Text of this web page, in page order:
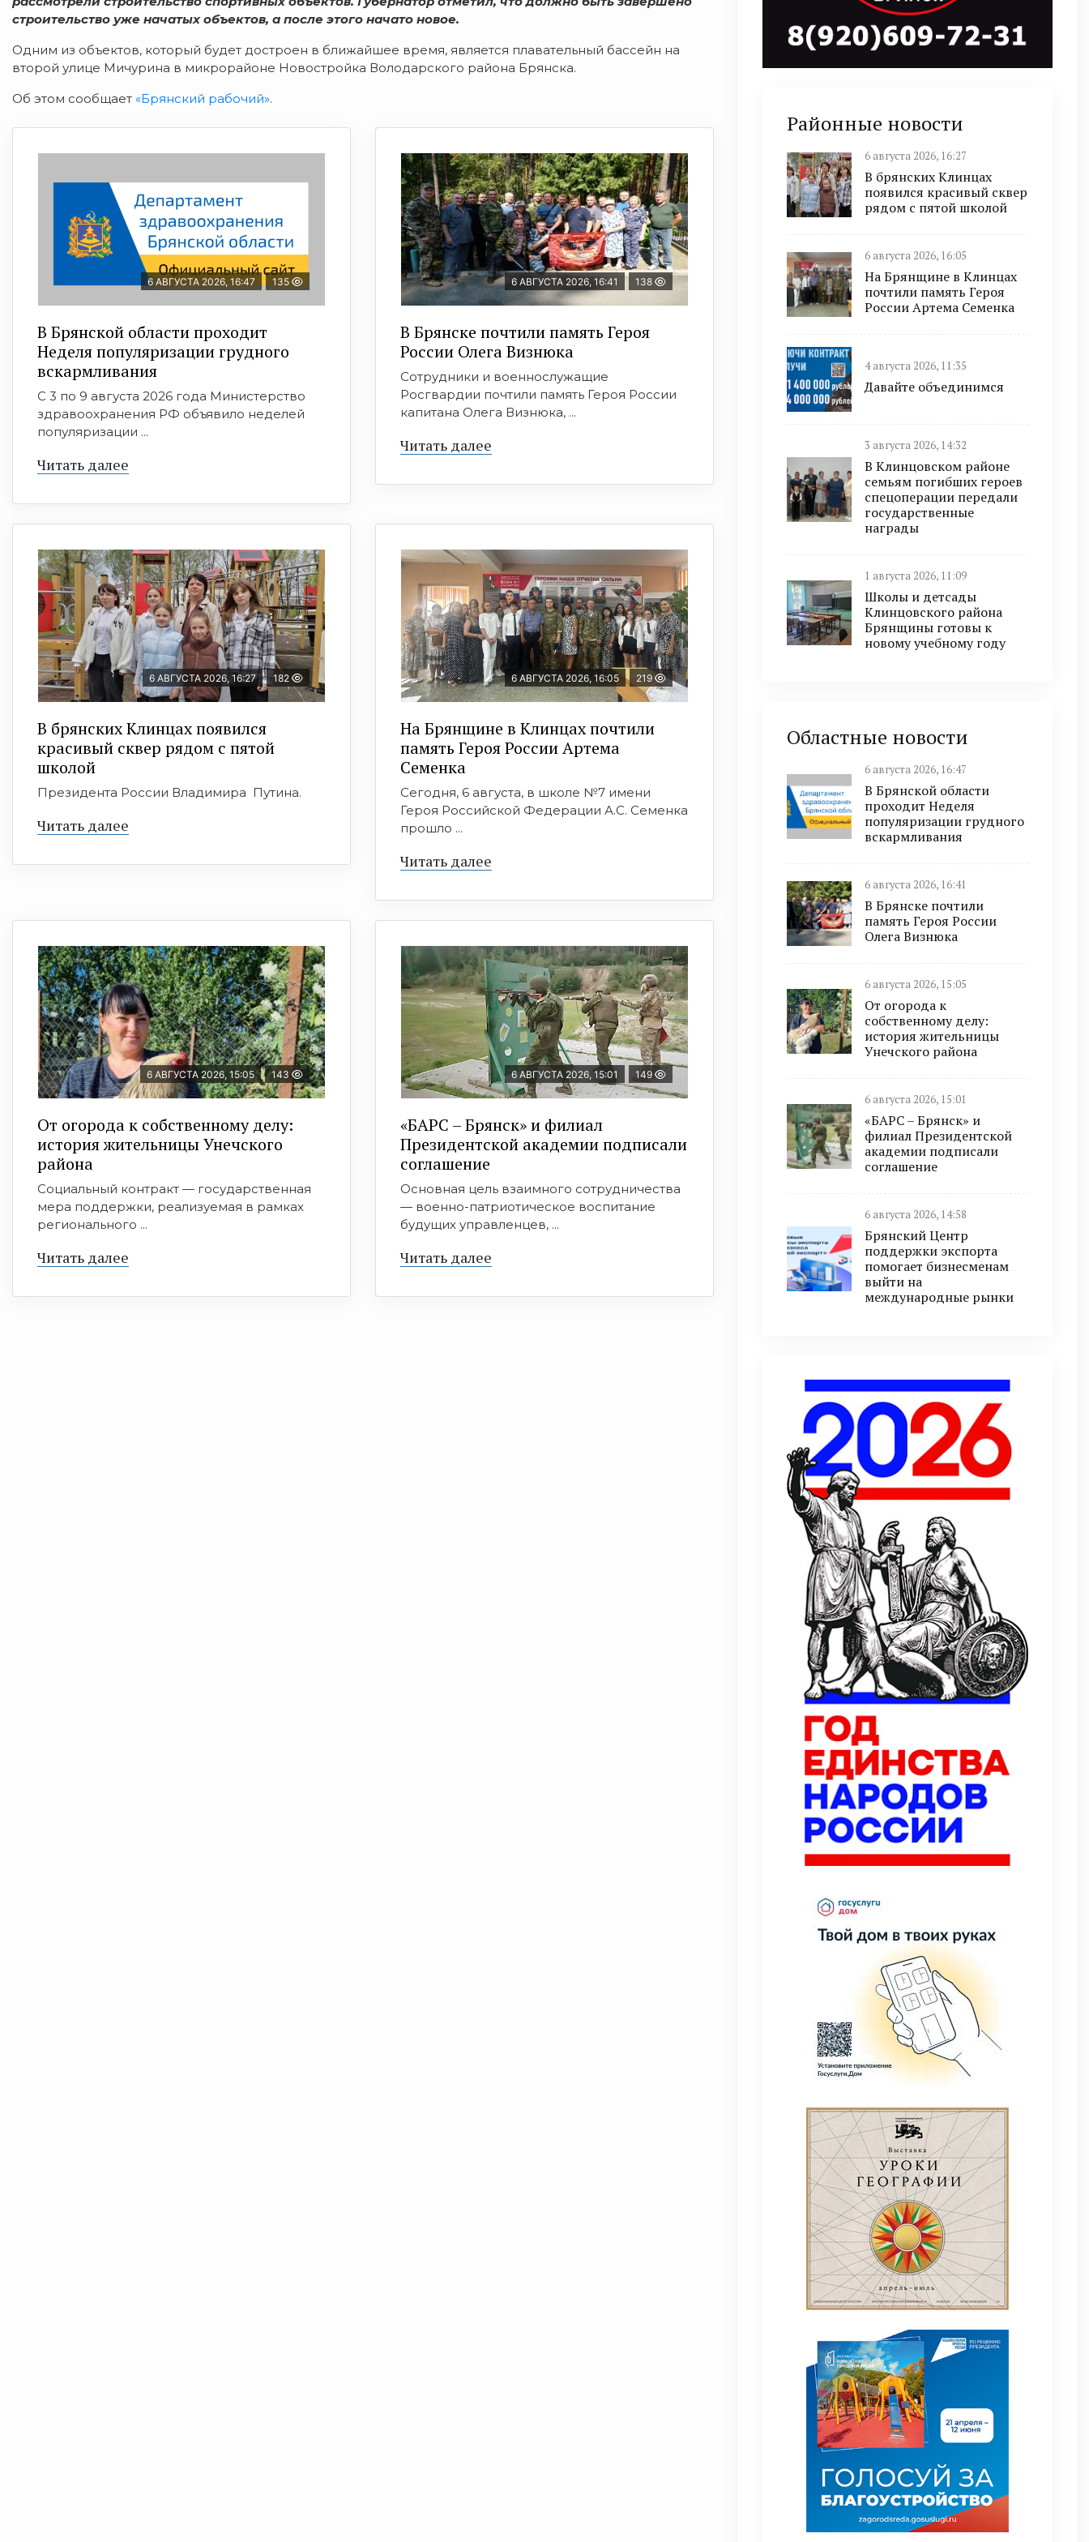
строительство уже начатых объектов, а после этого начато новое.
Одним из объектов, который будет достроен в ближайшее время, является плавательный бассейн на
второй улице Мичурина в микрорайоне Новостройка Володарского района Брянска.
Об этом сообщает «Брянский рабочий».
6 АВГУСТА 2026, 16:47 135
В Брянской области проходит
Неделя популяризации грудного
вскармливания
С 3 по 9 августа 2026 года Министерство
здравоохранения РФ объявило неделей
популяризации ...
Читать далее
6 АВГУСТА 2026, 16:41 138
В Брянске почтили память Героя
России Олега Визнюка
Сотрудники и военнослужащие
Росгвардии почтили память Героя России
капитана Олега Визнюка, ...
Читать далее
6 АВГУСТА 2026, 16:27 182
В брянских Клинцах появился
красивый сквер рядом с пятой
школой
Президента России Владимира Путина.
Читать далее
6 АВГУСТА 2026, 16:05 219
На Брянщине в Клинцах почтили
память Героя России Артема
Семенка
Сегодня, 6 августа, в школе №7 имени
Героя Российской Федерации А.С. Семенка
прошло ...
Читать далее
6 АВГУСТА 2026, 15:05 143
От огорода к собственному делу:
история жительницы Унечского
района
Социальный контракт — государственная
мера поддержки, реализуемая в рамках
регионального ...
Читать далее
6 АВГУСТА 2026, 15:01 149
«БАРС – Брянск» и филиал
Президентской академии подписали
соглашение
Основная цель взаимного сотрудничества
— военно-патриотическое воспитание
будущих управленцев, ...
Читать далее
Районные новости
6 августа 2026, 16:27
В брянских Клинцах
появился красивый сквер
рядом с пятой школой
6 августа 2026, 16:05
На Брянщине в Клинцах
почтили память Героя
России Артема Семенка
4 августа 2026, 11:35
Давайте объединимся
3 августа 2026, 14:32
В Клинцовском районе
семьям погибших героев
спецоперации передали
государственные
награды
1 августа 2026, 11:09
Школы и детсады
Клинцовского района
Брянщины готовы к
новому учебному году
Областные новости
6 августа 2026, 16:47
В Брянской области
проходит Неделя
популяризации грудного
вскармливания
6 августа 2026, 16:41
В Брянске почтили
память Героя России
Олега Визнюка
6 августа 2026, 15:05
От огорода к
собственному делу:
история жительницы
Унечского района
6 августа 2026, 15:01
«БАРС – Брянск» и
филиал Президентской
академии подписали
соглашение
6 августа 2026, 14:58
Брянский Центр
поддержки экспорта
помогает бизнесменам
выйти на
международные рынки